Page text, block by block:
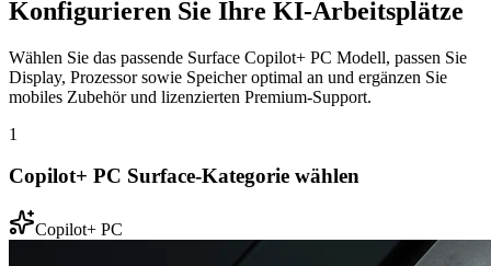
Konfigurieren Sie Ihre KI-Arbeitsplätze
Wählen Sie das passende Surface Copilot+ PC Modell, passen Sie
Display, Prozessor sowie Speicher optimal an und ergänzen Sie
mobiles Zubehör und lizenzierten Premium-Support.
1
Copilot+ PC Surface-Kategorie wählen
Copilot+ PC